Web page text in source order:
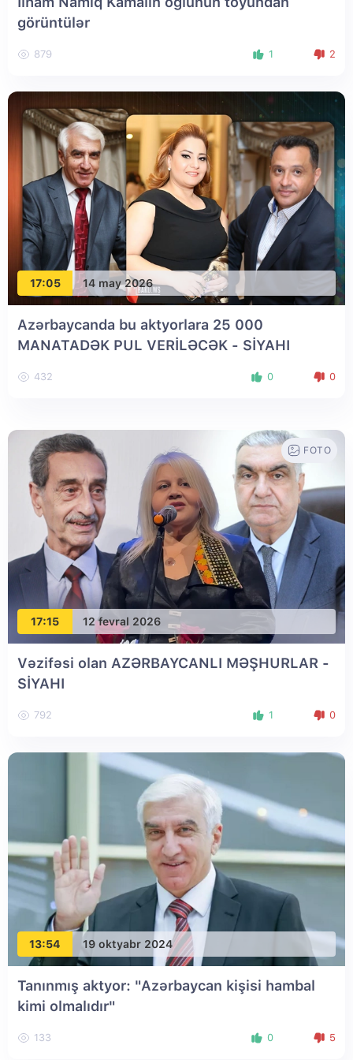
görüntülər
879 1 2
17:05 14 may 2026
Azərbaycanda bu aktyorlara 25 000
MANATADƏK PUL VERİLƏCƏK - SİYAHI
432 0 0
17:15 12 fevral 2026
FOTO
Vəzifəsi olan AZƏRBAYCANLI MƏŞHURLAR -
SİYAHI
792 1 0
13:54 19 oktyabr 2024
Tanınmış aktyor: "Azərbaycan kişisi hambal
kimi olmalıdır"
133 0 5